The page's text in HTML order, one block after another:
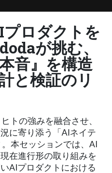
ロダクトを
が挑む、
音』を構造
と検証のリ
トの強みを融合させ、
に寄り添う「AIネイテ
本セッションでは、AI
在進行形の取り組みを
AIプロダクトにおける